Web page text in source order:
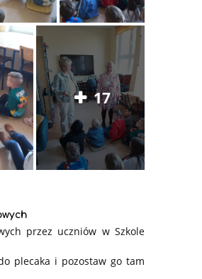
17
przez uczniów w Szkole
plecaka i pozostaw go tam